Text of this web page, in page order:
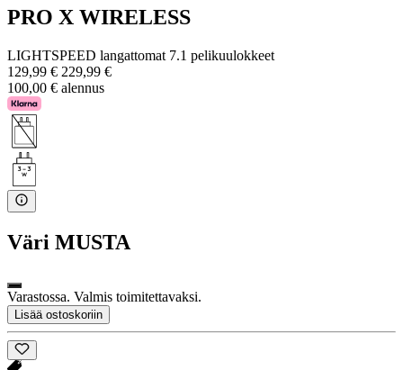
PRO X WIRELESS
LIGHTSPEED langattomat 7.1 pelikuulokkeet
129,99 € 229,99 €
100,00 € alennus
Väri MUSTA
Varastossa. Valmis toimitettavaksi.
Lisää ostoskoriin